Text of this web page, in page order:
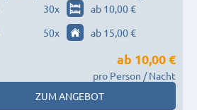
30x
ab 10,00 €
50x ab 15,00 €
ab 10,00 €
pro Person / Nacht
ZUM ANGEBOT